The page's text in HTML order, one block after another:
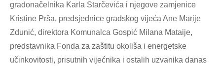
gradonačelnika Karla Starčevića i njegove zamjenice
Kristine Prša, predsjednice gradskog vijeća Ane Marije
Zdunić, direktora Komunalca Gospić Milana Mataije,
predstavnika Fonda za zaštitu okoliša i energetske
učinkovitosti, prisutnih vijećnika i ostalih uzvanika danas